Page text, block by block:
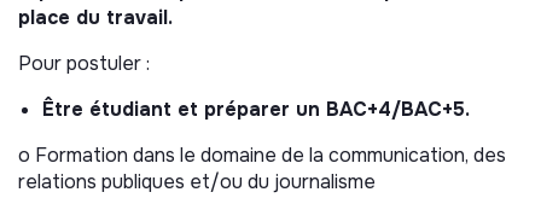
de mission, rapport d’impact
fonction de nos temps et de l’actualité (prix Tenzing,
avec l’agence de communication
place du travail.
Pour postuler :
Être étudiant et préparer un BAC+4/BAC+5.
o Formation dans le domaine de la communication, des
relations publiques et/ou du journalisme